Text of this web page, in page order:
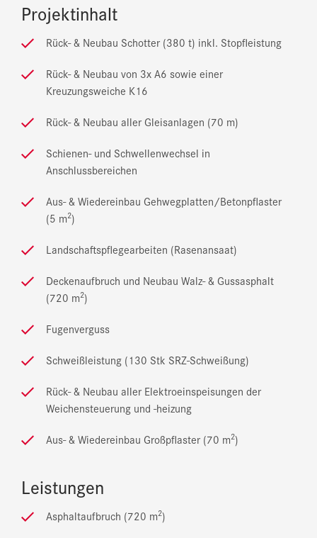
Projektinhalt
Rück- & Neubau Schotter (380 t) inkl. Stopfleistung
Rück- & Neubau von 3x A6 sowie einer
Kreuzungsweiche K16
Rück- & Neubau aller Gleisanlagen (70 m)
Schienen- und Schwellenwechsel in
Anschlussbereichen
Aus- & Wiedereinbau Gehwegplatten/Betonpflaster
(5 m2)
Landschaftspflegearbeiten (Rasenansaat)
Deckenaufbruch und Neubau Walz- & Gussasphalt
(720 m2)
Fugenverguss
Schweißleistung (130 Stk SRZ-Schweißung)
Rück- & Neubau aller Elektroeinspeisungen der
Weichensteuerung und -heizung
Aus- & Wiedereinbau Großpflaster (70 m2)
Leistungen
Asphaltaufbruch (720 m2)